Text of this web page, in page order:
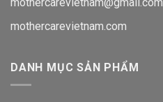
mothercarevietnam.com
DANH MỤC SẢN PHẨM